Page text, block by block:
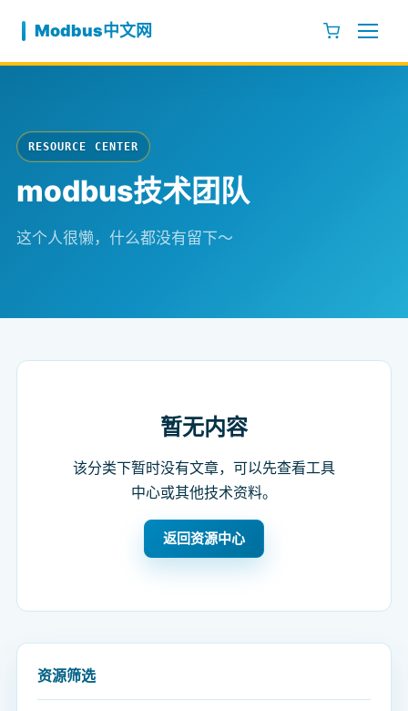
Modbus中文网
RESOURCE CENTER
modbus技术团队
这个人很懒，什么都没有留下～
暂无内容
该分类下暂时没有文章，可以先查看工具
中心或其他技术资料。
返回资源中心
资源筛选